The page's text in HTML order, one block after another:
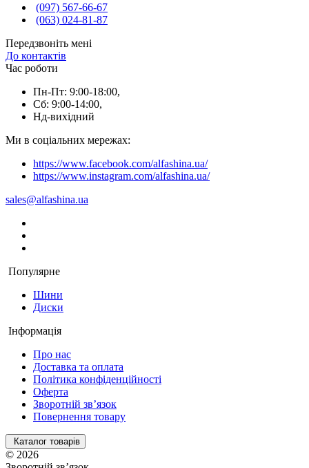
(097) 567-66-67
(063) 024-81-87
Передзвоніть мені
До контактів
Час роботи
Пн-Пт: 9:00-18:00,
Сб: 9:00-14:00,
Нд-вихідний
Ми в соціальних мережах:
https://www.facebook.com/alfashina.ua/
https://www.instagram.com/alfashina.ua/
sales@alfashina.ua
Популярне
Шини
Диски
Інформація
Про нас
Доставка та оплата
Політика конфіденційності
Оферта
Зворотній зв’язок
Повернення товару
Каталог товарів
© 2026